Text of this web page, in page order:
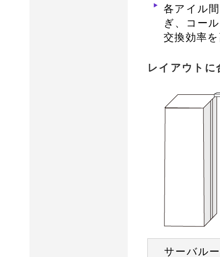
各アイル
ぎ、コー
交換効率
レイアウトに
サーバル